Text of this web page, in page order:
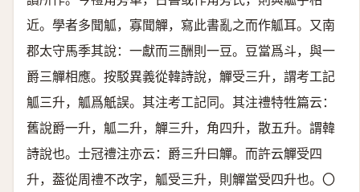
近。學者多聞觚，寡聞觶，寫此書亂之而作觚耳。又南
郡太守馬季其說：一獻而三酬則一豆。豆當爲斗，與一
爵三觶相應。按駁異義從韓詩說，觶受三升，謂考工記
觚三升，觚爲觗誤。其注考工記同。其注禮特牲篇云：
舊說爵一升，觚二升，觶三升，角四升，散五升。謂韓
詩說也。士冠禮注亦云：爵三升曰觶。而許云觶受四
升，葢從周禮不改字，觚受三升，則觶當受四升也。〇